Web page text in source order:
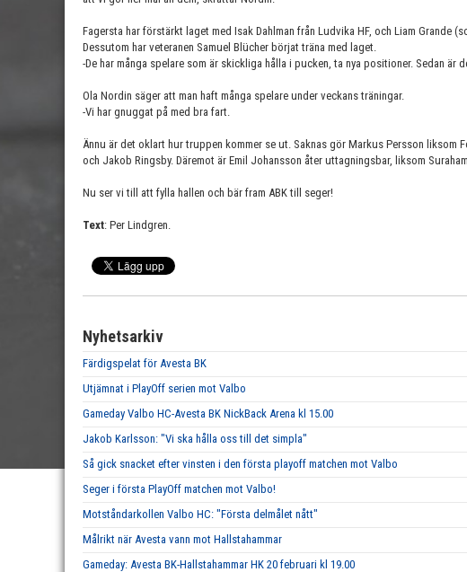
Fagersta har förstärkt laget med Isak Dahlman från Ludvika HF, och Liam Grande
Dessutom har veteranen Samuel Blücher börjat träna med laget.
-De har många spelare som är skickliga hålla i pucken, ta nya positioner. Sedan är
Ola Nordin säger att man haft många spelare under veckans träningar.
-Vi har gnuggat på med bra fart.
Ännu är det oklart hur truppen kommer se ut. Saknas gör Markus Persson liksom
och Jakob Ringsby. Däremot är Emil Johansson åter uttagningsbar, liksom
Nu ser vi till att fylla hallen och bär fram ABK till seger!
Text: Per Lindgren.
Nyhetsarkiv
Färdigspelat för Avesta BK
Utjämnat i PlayOff serien mot Valbo
Gameday Valbo HC-Avesta BK NickBack Arena kl 15.00
Jakob Karlsson: "Vi ska hålla oss till det simpla"
Så gick snacket efter vinsten i den första playoff matchen mot Valbo
Seger i första PlayOff matchen mot Valbo!
Motståndarkollen Valbo HC: "Första delmålet nått"
Målrikt när Avesta vann mot Hallstahammar
Gameday: Avesta BK-Hallstahammar HK 20 februari kl 19.00